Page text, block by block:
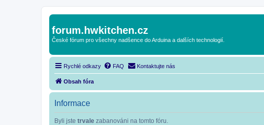
forum.hwkitchen.cz
České fórum pro všechny nadšence do Arduina a dalších technologií.
Rychlé odkazy FAQ Kontaktujte nás
Obsah fóra
Informace
Byli jste trvale zabanováni na tomto fóru.